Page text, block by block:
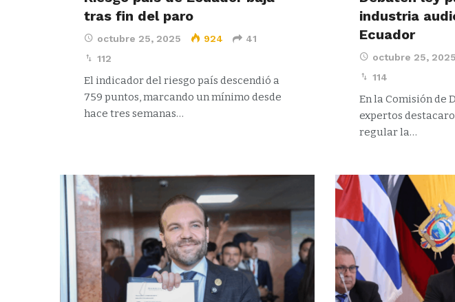
tras fin del paro
octubre 25, 2025 924
41
112
El indicador del riesgo país descendió a
759 puntos, marcando un mínimo desde
hace tres semanas…
industria
Ecuador
octubre 25, 2025
114
En la Comisión de
expertos
regular la…